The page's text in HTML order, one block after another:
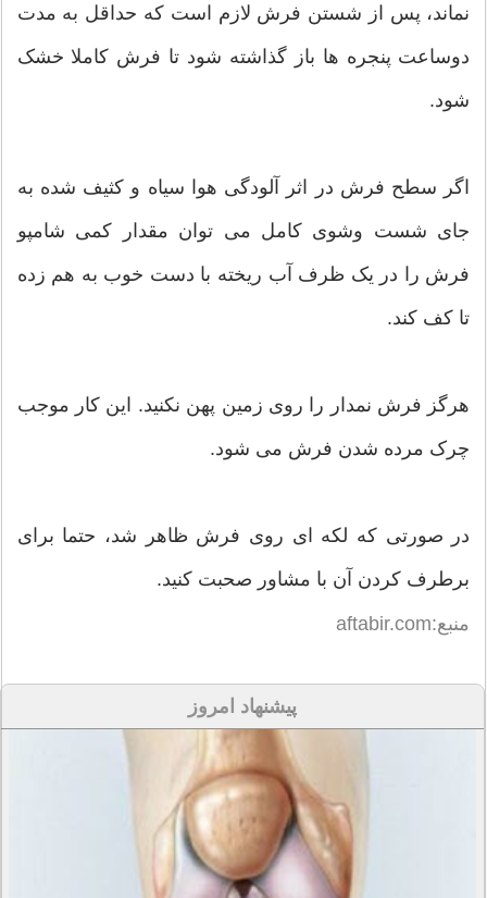
نماند، پس از شستن فرش لازم است که حداقل به مدت
دوساعت پنجره ها باز گذاشته شود تا فرش کاملا خشک
شود.
اگر سطح فرش در اثر آلودگی هوا سیاه و کثیف شده به
جای شست وشوی کامل می توان مقدار کمی شامپو
فرش را در یک ظرف آب ریخته با دست خوب به هم زده
تا کف کند.
هرگز فرش نمدار را روی زمین پهن نکنید. این کار موجب
چرک مرده شدن فرش می شود.
در صورتی که لکه ای روی فرش ظاهر شد، حتما برای
برطرف کردن آن با مشاور صحبت کنید.
منبع:aftabir.com
پیشنهاد امروز